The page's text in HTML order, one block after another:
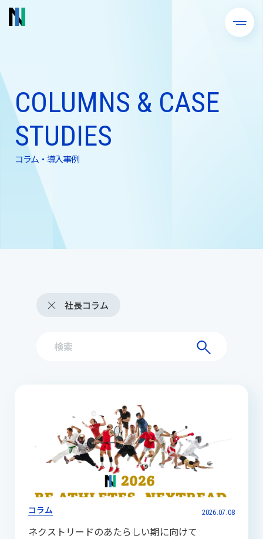
COLUMNS & CASE
STUDIES
コラム・導入事例
社長コラム
コラム 2026.07.08
ネクストリードのあたらしい期に向けて